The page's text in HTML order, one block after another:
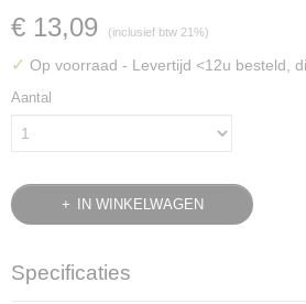
€ 13,09 (inclusief btw 21%)
✓ Op voorraad - Levertijd <12u besteld,
Aantal
IN WINKELWAGEN
Specificaties